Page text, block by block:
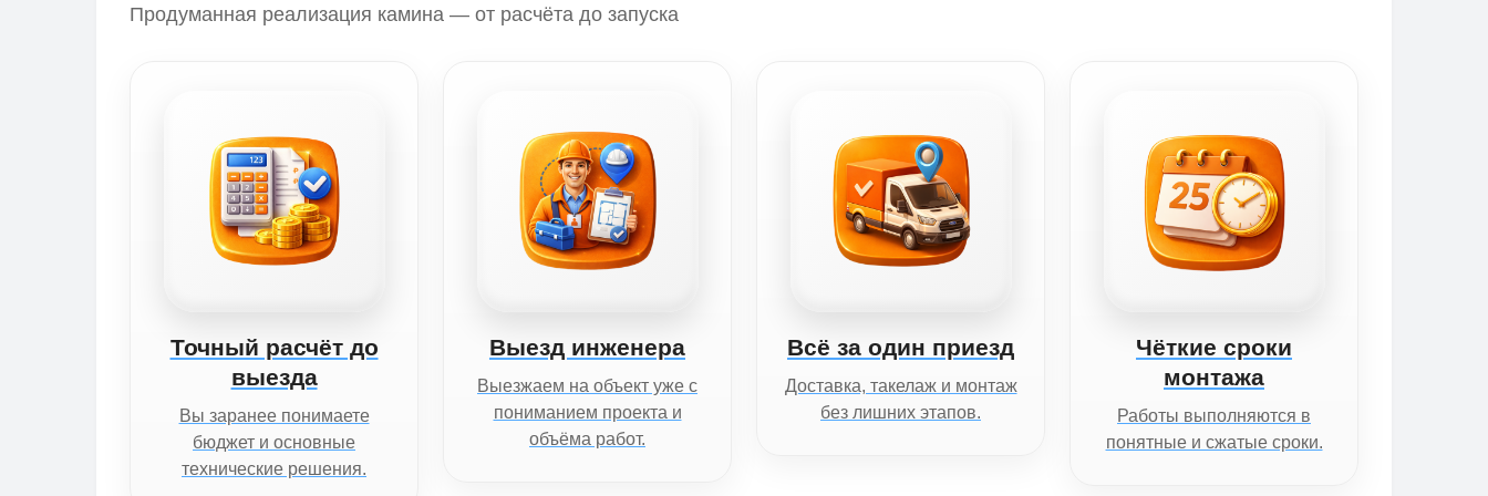
Продуманная реализация камина — от расчёта до запуска
Точный расчёт до
выезда
Вы заранее понимаете
бюджет и основные
технические решения.
Выезд инженера
Выезжаем на объект уже с
пониманием проекта и
объёма работ.
Всё за один приезд
Доставка, такелаж и монтаж
без лишних этапов.
Чёткие сроки
монтажа
Работы выполняются в
понятные и сжатые сроки.